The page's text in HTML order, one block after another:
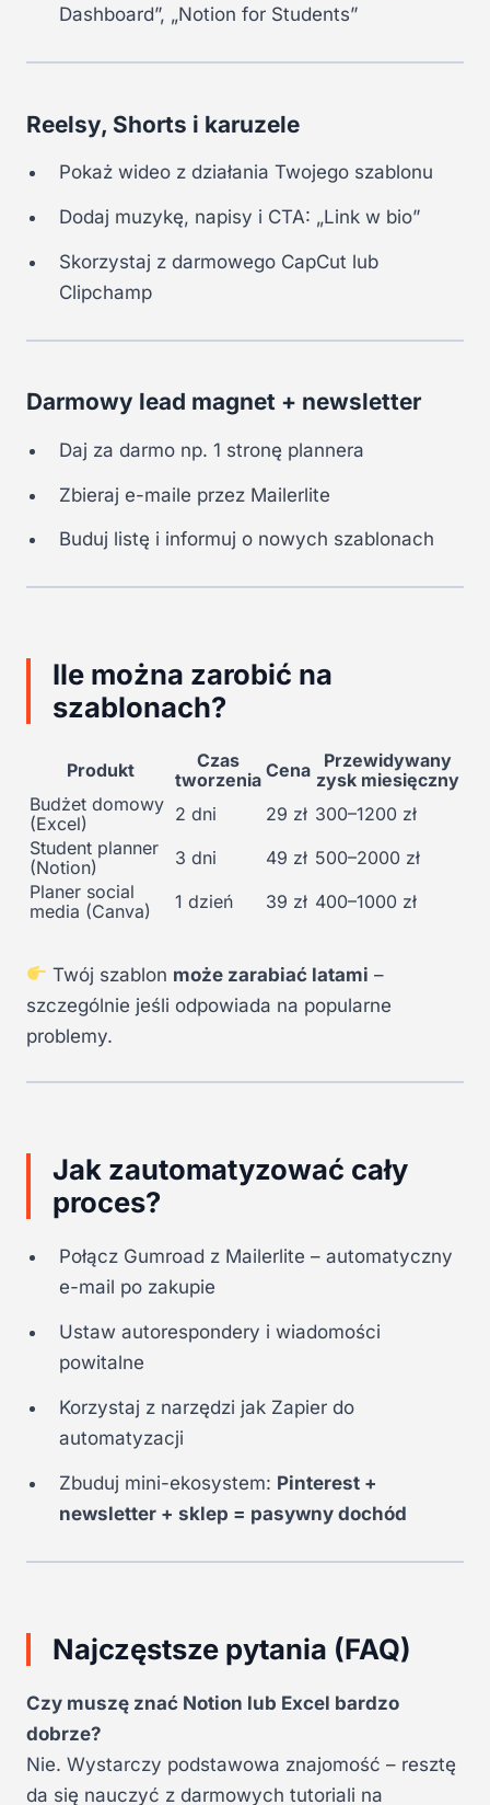
Dashboard”, „Notion for Students”
Reelsy, Shorts i karuzele
Pokaż wideo z działania Twojego szablonu
Dodaj muzykę, napisy i CTA: „Link w bio”
Skorzystaj z darmowego CapCut lub
Clipchamp
Darmowy lead magnet + newsletter
Daj za darmo np. 1 stronę plannera
Zbieraj e-maile przez Mailerlite
Buduj listę i informuj o nowych szablonach
Ile można zarobić na
szablonach?
Produkt
Czas
tworzenia Cena
Przewidywany
zysk miesięczny
Budżet domowy
(Excel)
2 dni 29 zł 300–1200 zł
Student planner
(Notion)
3 dni 49 zł 500–2000 zł
Planer social
media (Canva)
1 dzień 39 zł 400–1000 zł
Twój szablon może zarabiać latami –
szczególnie jeśli odpowiada na popularne
problemy.
Jak zautomatyzować cały
proces?
Połącz Gumroad z Mailerlite – automatyczny
e-mail po zakupie
Ustaw autorespondery i wiadomości
powitalne
Korzystaj z narzędzi jak Zapier do
automatyzacji
Zbuduj mini-ekosystem: Pinterest +
newsletter + sklep = pasywny dochód
Najczęstsze pytania (FAQ)
Czy muszę znać Notion lub Excel bardzo
dobrze?
Nie. Wystarczy podstawowa znajomość – resztę
da się nauczyć z darmowych tutoriali na